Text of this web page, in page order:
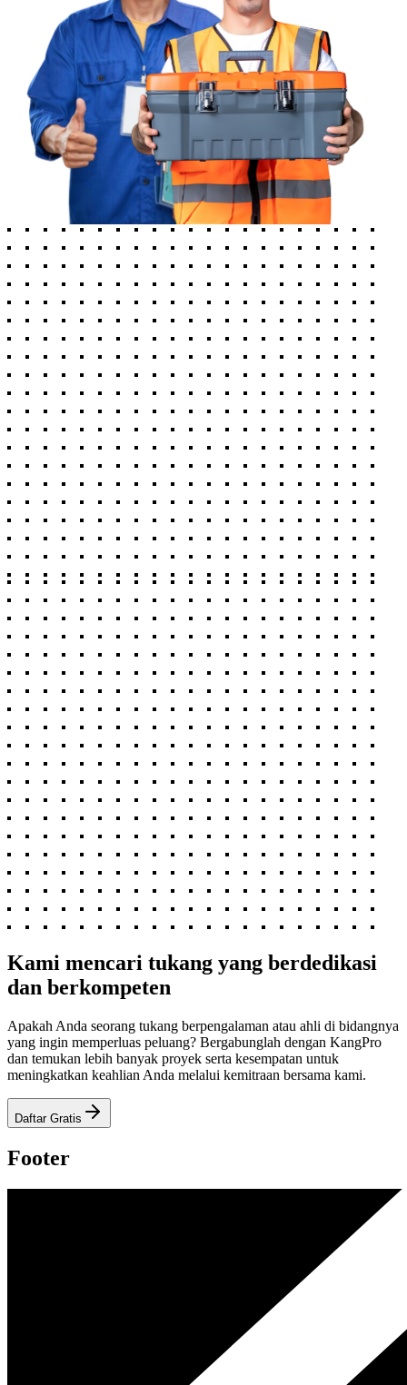
Kami mencari tukang yang berdedikasi
dan berkompeten
Apakah Anda seorang tukang berpengalaman atau ahli di bidangnya
yang ingin memperluas peluang? Bergabunglah dengan KangPro
dan temukan lebih banyak proyek serta kesempatan untuk
meningkatkan keahlian Anda melalui kemitraan bersama kami.
Daftar Gratis
Footer